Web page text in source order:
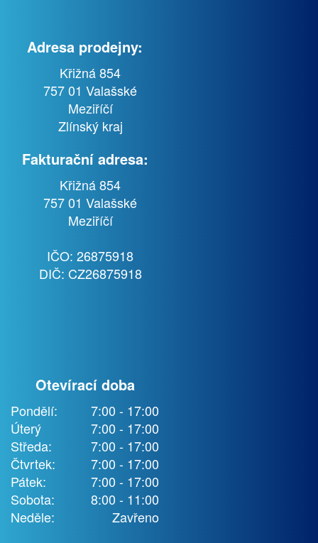
Adresa prodejny:
Křižná 854
757 01 Valašské
Meziříčí
Zlínský kraj
Fakturační adresa:
Křižná 854
757 01 Valašské
Meziříčí
IČO: 26875918
DIČ: CZ26875918
Otevírací doba
Pondělí:
7:00 - 17:00
Úterý
7:00 - 17:00
Středa:
7:00 - 17:00
Čtvrtek:
7:00 - 17:00
Pátek:
7:00 - 17:00
Sobota:
8:00 - 11:00
Neděle:
Zavřeno